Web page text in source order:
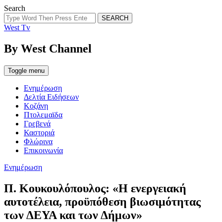
Search
SEARCH
West Tv
By West Channel
Toggle menu
Ενημέρωση
Δελτία Ειδήσεων
Κοζάνη
Πτολεμαϊδα
Γρεβενά
Καστοριά
Φλώρινα
Επικοινωνία
Categories
Ενημέρωση
Π. Κουκουλόπουλος: «Η ενεργειακή
αυτοτέλεια, προϋπόθεση βιωσιμότητας
των ΔΕΥΑ και των Δήμων»